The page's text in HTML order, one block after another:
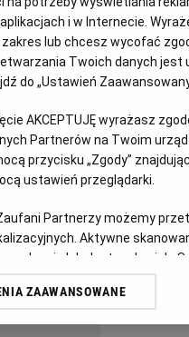
Białystok
Bielsko-
aplikacjach i w Internecie.
lub chcesz wycofać
Twoich danych jest
do „Ustawień
AKCEPTUJĘ wyrażasz
Partnerów na Twoim
przycisku „Zgody”
ustawień przeglądarki.
Partnerzy możemy
Aktywne
lub dostęp do nich.
usług.
Partnerów
ZAAWANSOWANE